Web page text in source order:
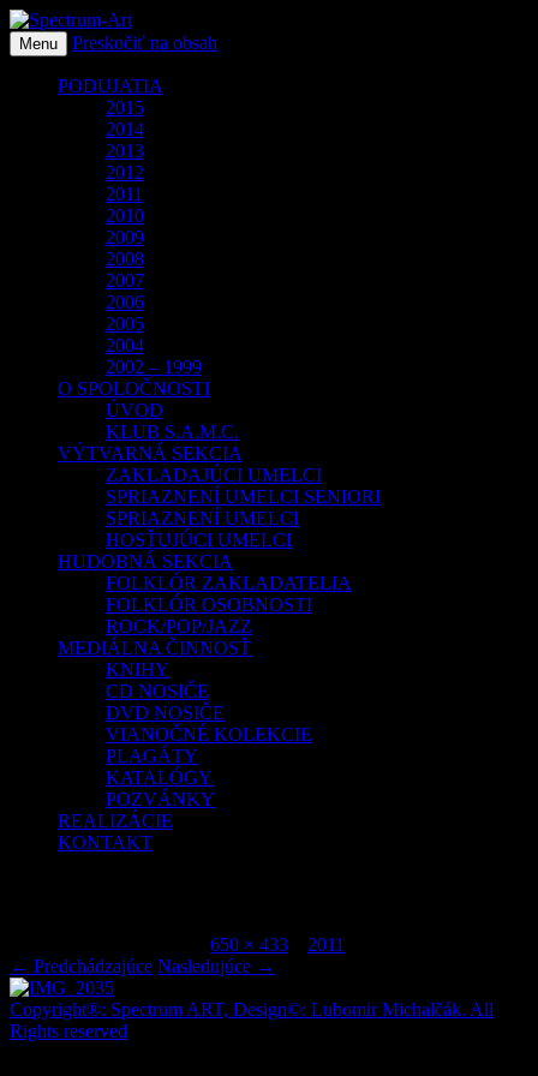
Spectrum-Art
O spoločnosti Spectrum Art
Menu Preskočiť na obsah
PODUJATIA
2015
2014
2013
2012
2011
2010
2009
2008
2007
2006
2005
2004
2002 – 1999
O SPOLOČNOSTI
ÚVOD
KLUB S.A.M.C.
VÝTVARNÁ SEKCIA
ZAKLADAJÚCI UMELCI
SPRIAZNENÍ UMELCI SENIORI
SPRIAZNENÍ UMELCI
HOSŤUJÚCI UMELCI
HUDOBNÁ SEKCIA
FOLKLÓR ZAKLADATELIA
FOLKLÓR OSOBNOSTI
ROCK/POP/JAZZ
MEDIÁLNA ČINNOSŤ
KNIHY
CD NOSIČE
DVD NOSIČE
VIANOČNÉ KOLEKCIE
PLAGÁTY
KATALÓGY
POZVÁNKY
REALIZÁCIE
KONTAKT
650 × 433 2011
← Predchádzajúce Nasledujúce →
Copyright®: Spectrum ART, Design©: Lubomir Michalčák. All
Rights reserved